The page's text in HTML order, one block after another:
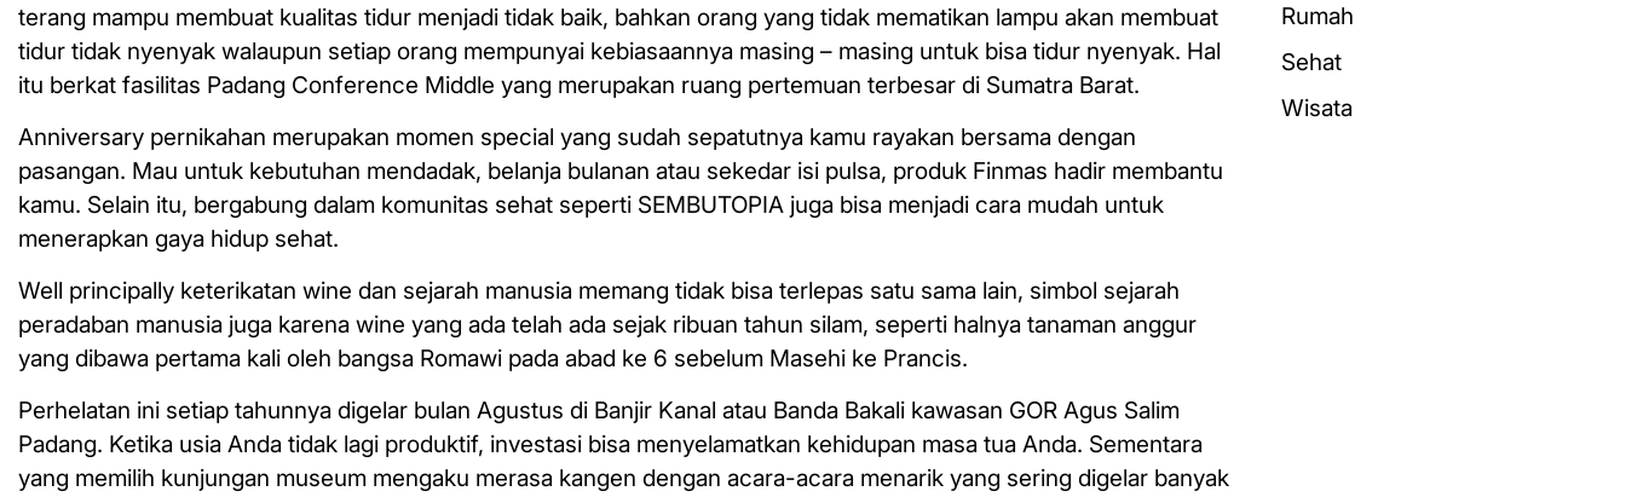
terang mampu membuat kualitas tidur menjadi tidak baik, bahkan orang yang tidak mematikan lampu akan membuat
tidur tidak nyenyak walaupun setiap orang mempunyai kebiasaannya masing – masing untuk bisa tidur nyenyak. Hal
itu berkat fasilitas Padang Conference Middle yang merupakan ruang pertemuan terbesar di Sumatra Barat.
Anniversary pernikahan merupakan momen special yang sudah sepatutnya kamu rayakan bersama dengan
pasangan. Mau untuk kebutuhan mendadak, belanja bulanan atau sekedar isi pulsa, produk Finmas hadir membantu
kamu. Selain itu, bergabung dalam komunitas sehat seperti SEMBUTOPIA juga bisa menjadi cara mudah untuk
menerapkan gaya hidup sehat.
Well principally keterikatan wine dan sejarah manusia memang tidak bisa terlepas satu sama lain, simbol sejarah
peradaban manusia juga karena wine yang ada telah ada sejak ribuan tahun silam, seperti halnya tanaman anggur
yang dibawa pertama kali oleh bangsa Romawi pada abad ke 6 sebelum Masehi ke Prancis.
Perhelatan ini setiap tahunnya digelar bulan Agustus di Banjir Kanal atau Banda Bakali kawasan GOR Agus Salim
Padang. Ketika usia Anda tidak lagi produktif, investasi bisa menyelamatkan kehidupan masa tua Anda. Sementara
yang memilih kunjungan museum mengaku merasa kangen dengan acara-acara menarik yang sering digelar banyak
Rumah
Sehat
Wisata